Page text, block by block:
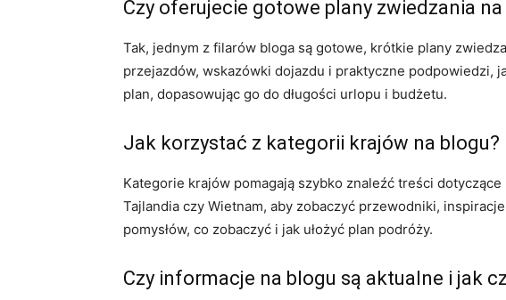
Czy oferujecie gotowe plany zwiedzania
Tak, jednym z filarów bloga są gotowe, krótkie plany
przejazdów, wskazówki dojazdu i praktyczne podpowiedzi,
plan, dopasowując go do długości urlopu i budżetu.
Jak korzystać z kategorii krajów na blogu?
Kategorie krajów pomagają szybko znaleźć treści
Tajlandia czy Wietnam, aby zobaczyć przewodniki,
pomysłów, co zobaczyć i jak ułożyć plan podróży.
Czy informacje na blogu są aktualne i jak